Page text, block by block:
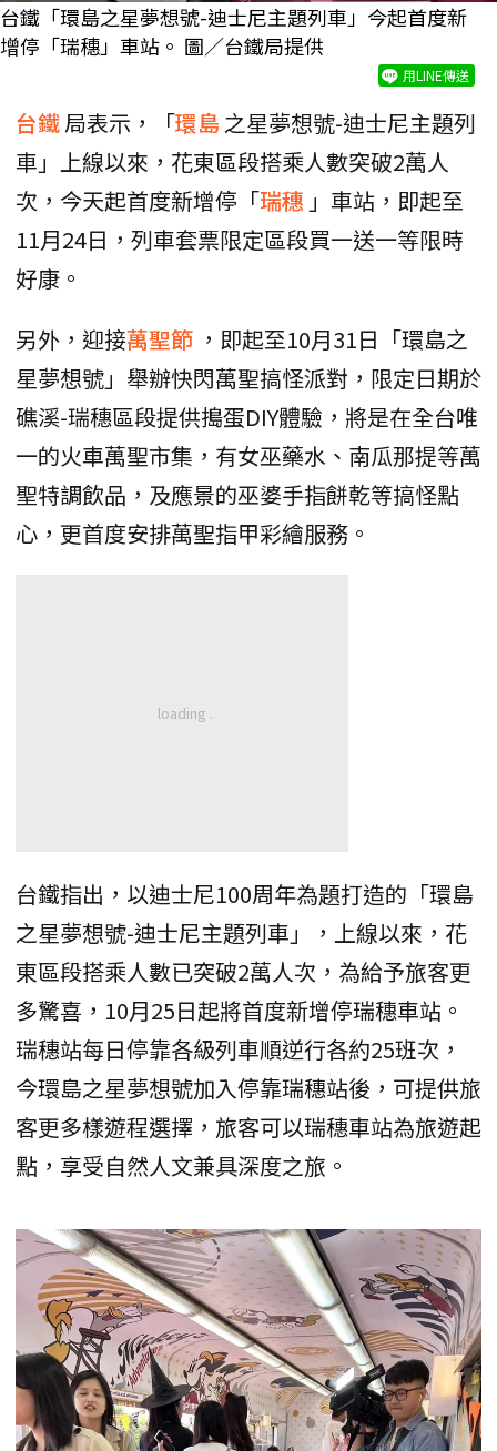
台鐵「環島之星夢想號-迪士尼主題列車」今起首度新
增停「瑞穗」車站。 圖／台鐵局提供
用LINE傳送
台鐵局表示，「環島 之星夢想號-迪士尼主題列
車」上線以來，花東區段搭乘人數突破2萬人
次，今天起首度新增停「瑞穗 」車站，即起至
11月24日，列車套票限定區段買一送一等限時
好康。
另外，迎接萬聖節 ，即起至10月31日「環島之
星夢想號」舉辦快閃萬聖搞怪派對，限定日期於
礁溪-瑞穗區段提供搗蛋DIY體驗，將是在全台唯
一的火車萬聖市集，有女巫藥水、南瓜那提等萬
聖特調飲品，及應景的巫婆手指餅乾等搞怪點
心，更首度安排萬聖指甲彩繪服務。
台鐵指出，以迪士尼100周年為題打造的「環島
之星夢想號-迪士尼主題列車」，上線以來，花
東區段搭乘人數已突破2萬人次，為給予旅客更
多驚喜，10月25日起將首度新增停瑞穗車站。
瑞穗站每日停靠各級列車順逆行各約25班次，
今環島之星夢想號加入停靠瑞穗站後，可提供旅
客更多樣遊程選擇，旅客可以瑞穗車站為旅遊起
點，享受自然人文兼具深度之旅。